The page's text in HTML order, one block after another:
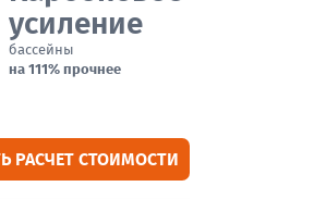
усиление
бассейны
на 111% прочнее
РАСЧЕТ СТОИМОСТИ